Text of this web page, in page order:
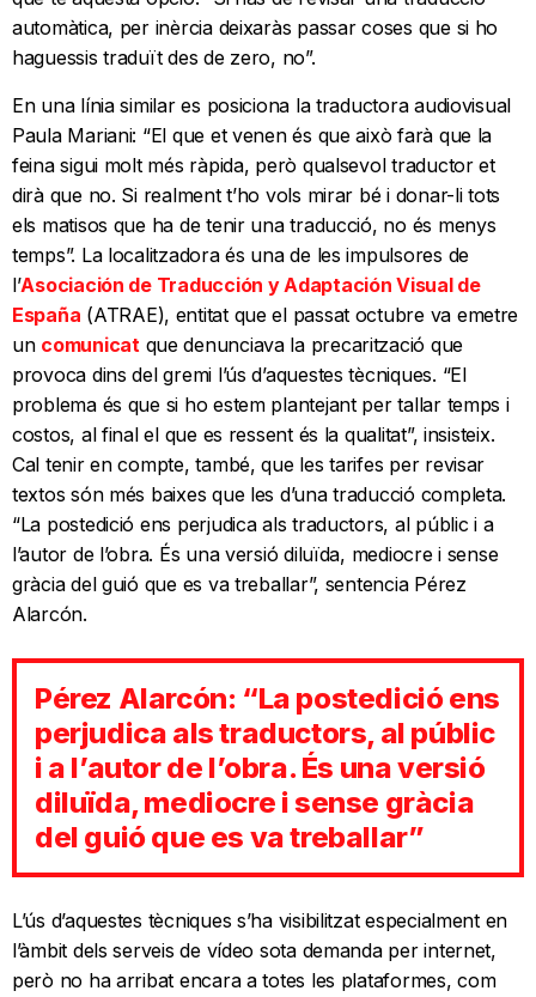
automàtica, per inèrcia deixaràs passar coses que si ho
haguessis traduït des de zero, no”.
En una línia similar es posiciona la traductora audiovisual
Paula Mariani: “El que et venen és que això farà que la
feina sigui molt més ràpida, però qualsevol traductor et
dirà que no. Si realment t’ho vols mirar bé i donar-li tots
els matisos que ha de tenir una traducció, no és menys
temps”. La localitzadora és una de les impulsores de
l’Asociación de Traducción y Adaptación Visual de
España (ATRAE), entitat que el passat octubre va emetre
un comunicatque denunciava la precarització que
provoca dins del gremi l’ús d’aquestes tècniques. “El
problema és que si ho estem plantejant per tallar temps i
costos, al final el que es ressent és la qualitat”, insisteix.
Cal tenir en compte, també, que les tarifes per revisar
textos són més baixes que les d’una traducció completa.
“La postedició ens perjudica als traductors, al públic i a
l’autor de l’obra. És una versió diluïda, mediocre i sense
gràcia del guió que es va treballar”, sentencia Pérez
Alarcón.
Pérez Alarcón: “La postedició ens
perjudica als traductors, al públic
i a l’autor de l’obra. És una versió
diluïda, mediocre i sense gràcia
del guió que es va treballar”
L’ús d’aquestes tècniques s’ha visibilitzat especialment en
l’àmbit dels serveis de vídeo sota demanda per internet,
però no ha arribat encara a totes les plataformes, com